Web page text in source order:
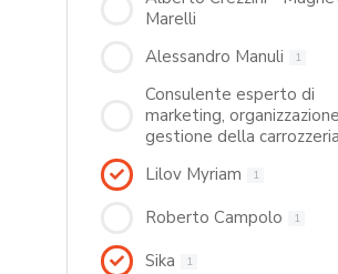
Marelli
Alessandro Manuli 1
Consulente esperto di
marketing,
gestione della carrozzeria
Lilov Myriam 1
Roberto Campolo 1
Sika 1